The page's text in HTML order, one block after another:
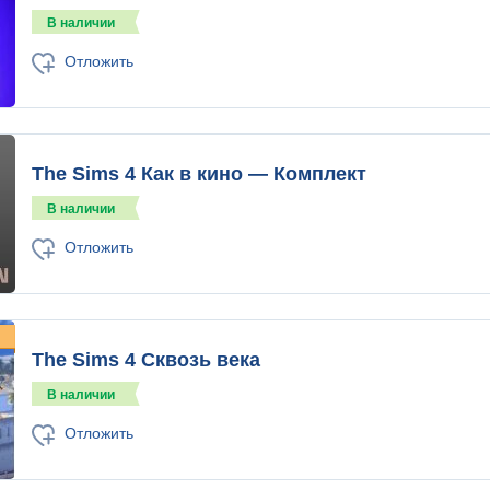
В наличии
Отложить
The Sims 4 Как в кино — Комплект
В наличии
Отложить
The Sims 4 Сквозь века
В наличии
Отложить